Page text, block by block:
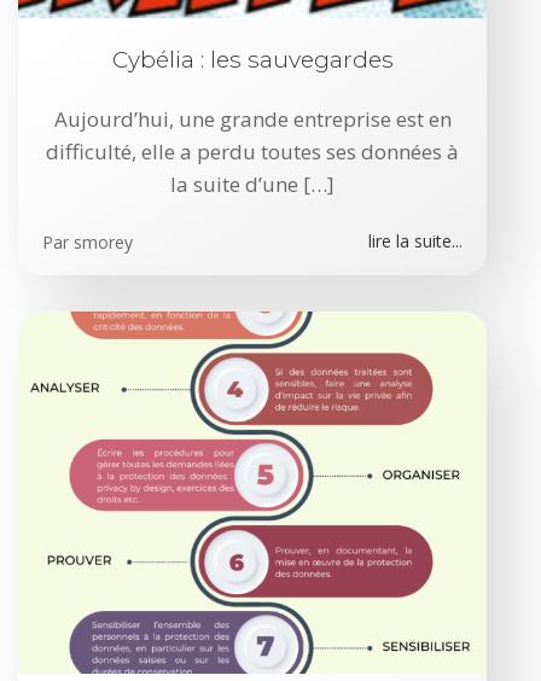
Cybélia : les sauvegardes
Aujourd’hui, une grande entreprise est en
difficulté, elle a perdu toutes ses données à
la suite d’une […]
Par smorey lire la suite...